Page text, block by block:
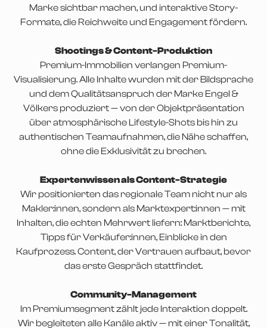
Marke sichtbar machen, und interaktive Story-
Formate, die Reichweite und Engagement fördern.
Shootings & Content-Produktion
Premium-Immobilien verlangen Premium-
Visualisierung. Alle Inhalte wurden mit der Bildsprache
und dem Qualitätsanspruch der Marke Engel &
Völkers produziert — von der Objektpräsentation
über atmosphärische Lifestyle-Shots bis hin zu
authentischen Teamaufnahmen, die Nähe schaffen,
ohne die Exklusivität zu brechen.
Expertenwissen als Content-Strategie
Wir positionierten das regionale Team nicht nur als
Makler:innen, sondern als Marktexpert:innen — mit
Inhalten, die echten Mehrwert liefern: Marktberichte,
Tipps für Verkäufer:innen, Einblicke in den
Kaufprozess. Content, der Vertrauen aufbaut, bevor
das erste Gespräch stattfindet.
Community-Management
Im Premiumsegment zählt jede Interaktion doppelt.
Wir begleiteten alle Kanäle aktiv — mit einer Tonalität,